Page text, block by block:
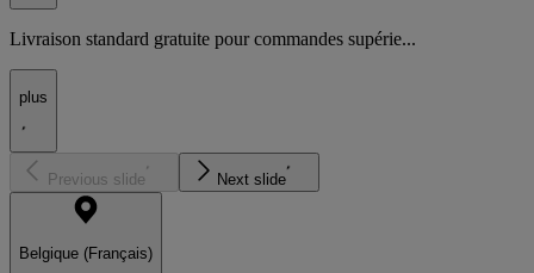
Livraison standard gratuite pour commandes supérie...
plus
Previous slide Next slide
Belgique (Français)